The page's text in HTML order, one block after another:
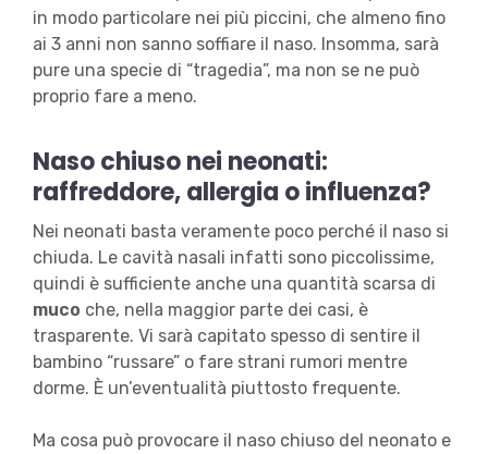
in modo particolare nei più piccini, che almeno fino
ai 3 anni non sanno soffiare il naso. Insomma, sarà
pure una specie di “tragedia”, ma non se ne può
proprio fare a meno.
Naso chiuso nei neonati:
raffreddore, allergia o influenza?
Nei neonati basta veramente poco perché il naso si
chiuda. Le cavità nasali infatti sono piccolissime,
quindi è sufficiente anche una quantità scarsa di
muco che, nella maggior parte dei casi, è
trasparente. Vi sarà capitato spesso di sentire il
bambino “russare” o fare strani rumori mentre
dorme. È un’eventualità piuttosto frequente.
Ma cosa può provocare il naso chiuso del neonato e